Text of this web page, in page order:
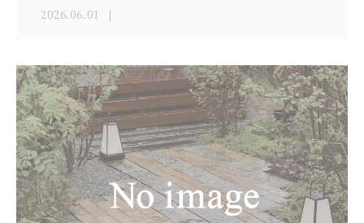
2026.06.01